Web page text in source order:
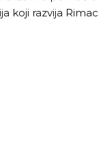
koji razvija Rimac.